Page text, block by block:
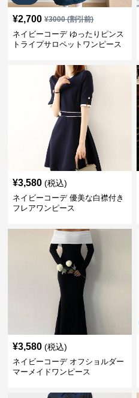
¥2,700 ¥3000(割引前)
ネイビーコーデ ゆったりピンス
トライプサロペットワンピース
¥3,580 (税込)
ネイビーコーデ 優美な白襟付き
フレアワンピース
¥3,580 (税込)
ネイビーコーデ オフショルダー
マーメイドワンピース